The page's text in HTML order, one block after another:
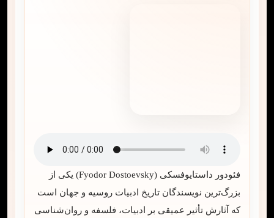
فئودور داستایوفسکی (Fyodor Dostoevsky) یکی از
بزرگ‌ترین نویسندگان تاریخ ادبیات روسیه و جهان است
که آثارش تأثیر عمیقی بر ادبیات، فلسفه و روان‌شناسی